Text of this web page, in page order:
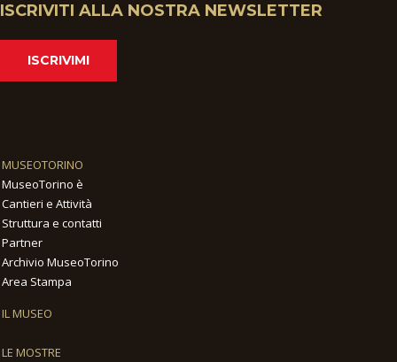
ISCRIVITI ALLA NOSTRA NEWSLETTER
ISCRIVIMI
MUSEOTORINO
MuseoTorino è
Cantieri e Attività
Struttura e contatti
Partner
Archivio MuseoTorino
Area Stampa
IL MUSEO
LE MOSTRE